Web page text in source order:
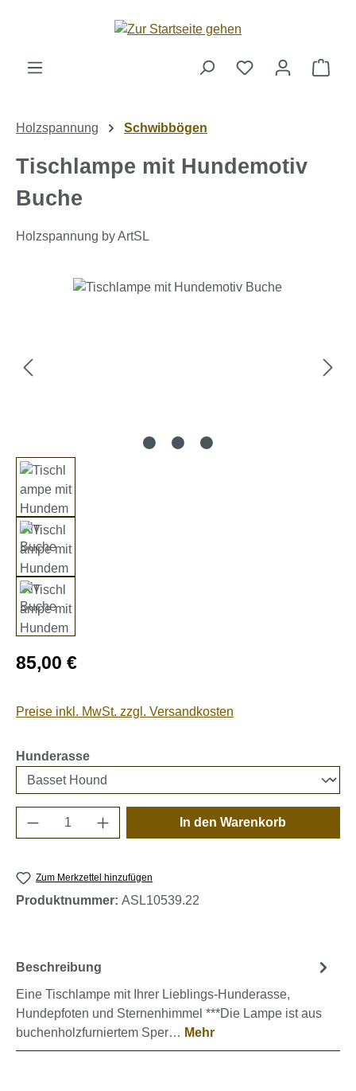
Zum Hauptinhalt springen
Holzspannung Schwibbögen
Tischlampe mit Hundemotiv
Buche
Holzspannung by ArtSL
Bildergalerie überspringen
Regulärer Preis:
85,00 €
Preise inkl. MwSt. zzgl. Versandkosten
Hunderasseauswählen
Produkt Anzahl: Gib den gewünschten
In den Warenkorb
Zum Merkzettel hinzufügen
Produktnummer: ASL10539.22
Beschreibung
Eine Tischlampe mit Ihrer Lieblings-Hunderasse,
Hundepfoten und Sternenhimmel ***Die Lampe ist aus
buchenholzfurniertem Sper… Mehr